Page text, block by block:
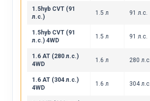
1.5hyb CVT (91
л.с.)
1.5 л 91 л.с.
1.5hyb CVT (91
л.с.) 4WD
1.5 л 91 л.с.
1.6 AT (280 л.с.)
4WD
1.6 л 280 л.с.
1.6 AT (304 л.с.)
4WD
1.6 л 304 л.с.